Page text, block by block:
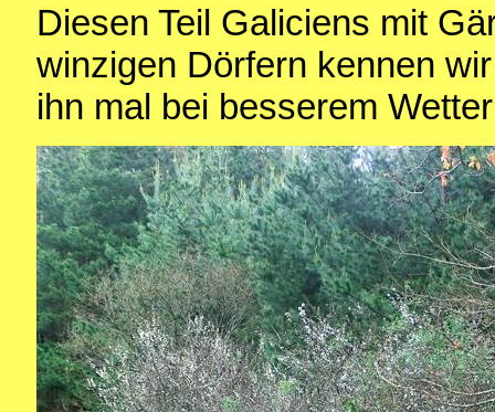
Diesen Teil Galiciens mit
winzigen Dörfern kennen
ihn mal bei besserem